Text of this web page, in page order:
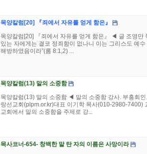
목양칼럼[20] 『죄에서 자유를 얻게 함은』
목양칼럼[20] 『죄에서 자유를 얻게 함은』 ◀ 글 조영만
있는 자에게는 결코 정죄함이 없나니 이는 그리스도 예
해방하였음이라”(롬 8:1,2) ...
목양칼럼(13) 말의 소중함
목양칼럼(13) 말의 소중함 ◀ 말의 소중함 강사. 부흥회
랑선교회(plpm.or.kr)대표 이기학 목사(010-2980-7400)
교회에서 말의 소중함을 주제로 강...
목사코너-654- 창백한 말 탄 자의 이름은 사망이라